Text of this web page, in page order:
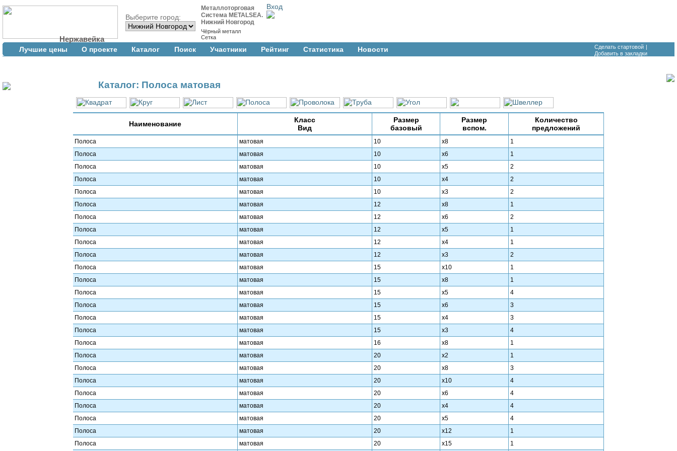
Нержавейка
Выберите город:
Металлоторговая
Система METALSEA.
Нижний Новгород
Чёрный металл
Сетка
Вход
Лучшие цены О проекте Каталог Поиск Участники Рейтинг Cтатистика Новости Сделать стартовой |
Добавить в закладки
Каталог: Полоса матовая
Наименование
Класс
Вид
Размер
базовый
Размер
вспом.
Количество
предложений
Полоса матовая 10 х8
1
Полоса
матовая 10 х6
1
Полоса
матовая 10 х5
2
Полоса
матовая 10 х4
2
Полоса
матовая 10 х3
2
Полоса
матовая 12 х8
1
Полоса
матовая 12 х6
2
Полоса
матовая 12 х5
1
Полоса
матовая 12 х4
1
Полоса
матовая 12 х3
2
Полоса
матовая 15 х10
1
Полоса
матовая 15 х8
1
Полоса
матовая 15 х5
4
Полоса
матовая 15 х6
3
Полоса
матовая 15 х4
3
Полоса
матовая 15 х3
4
Полоса
матовая 16 х8
1
Полоса
матовая 20 х2
1
Полоса
матовая 20 х8
3
Полоса
матовая 20 х10
4
Полоса
матовая 20 х6
4
Полоса
матовая 20 х4
4
Полоса
матовая 20 х5
4
Полоса
матовая 20 х12
1
Полоса
матовая 20 х15 1